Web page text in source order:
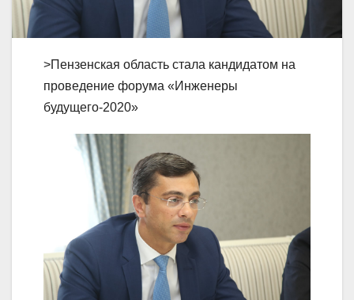
>Пензенская область стала кандидатом на
проведение форума «Инженеры
будущего-2020»